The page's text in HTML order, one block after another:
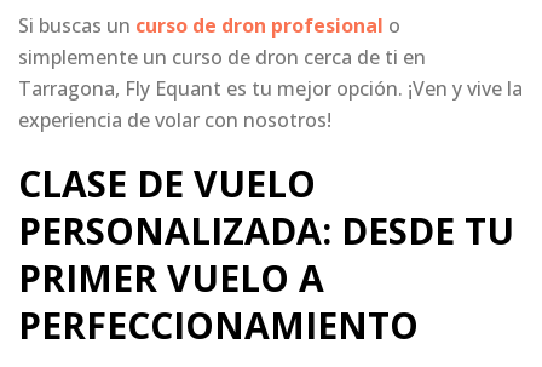
Si buscas un curso de dron profesional o
simplemente un curso de dron cerca de ti en
Tarragona, Fly Equant es tu mejor opción. ¡Ven y vive la
experiencia de volar con nosotros!
CLASE DE VUELO
PERSONALIZADA: DESDE TU
PRIMER VUELO A
PERFECCIONAMIENTO